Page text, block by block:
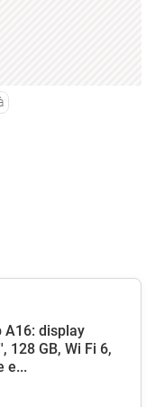
A16: display
128 GB, Wi Fi 6,
e...